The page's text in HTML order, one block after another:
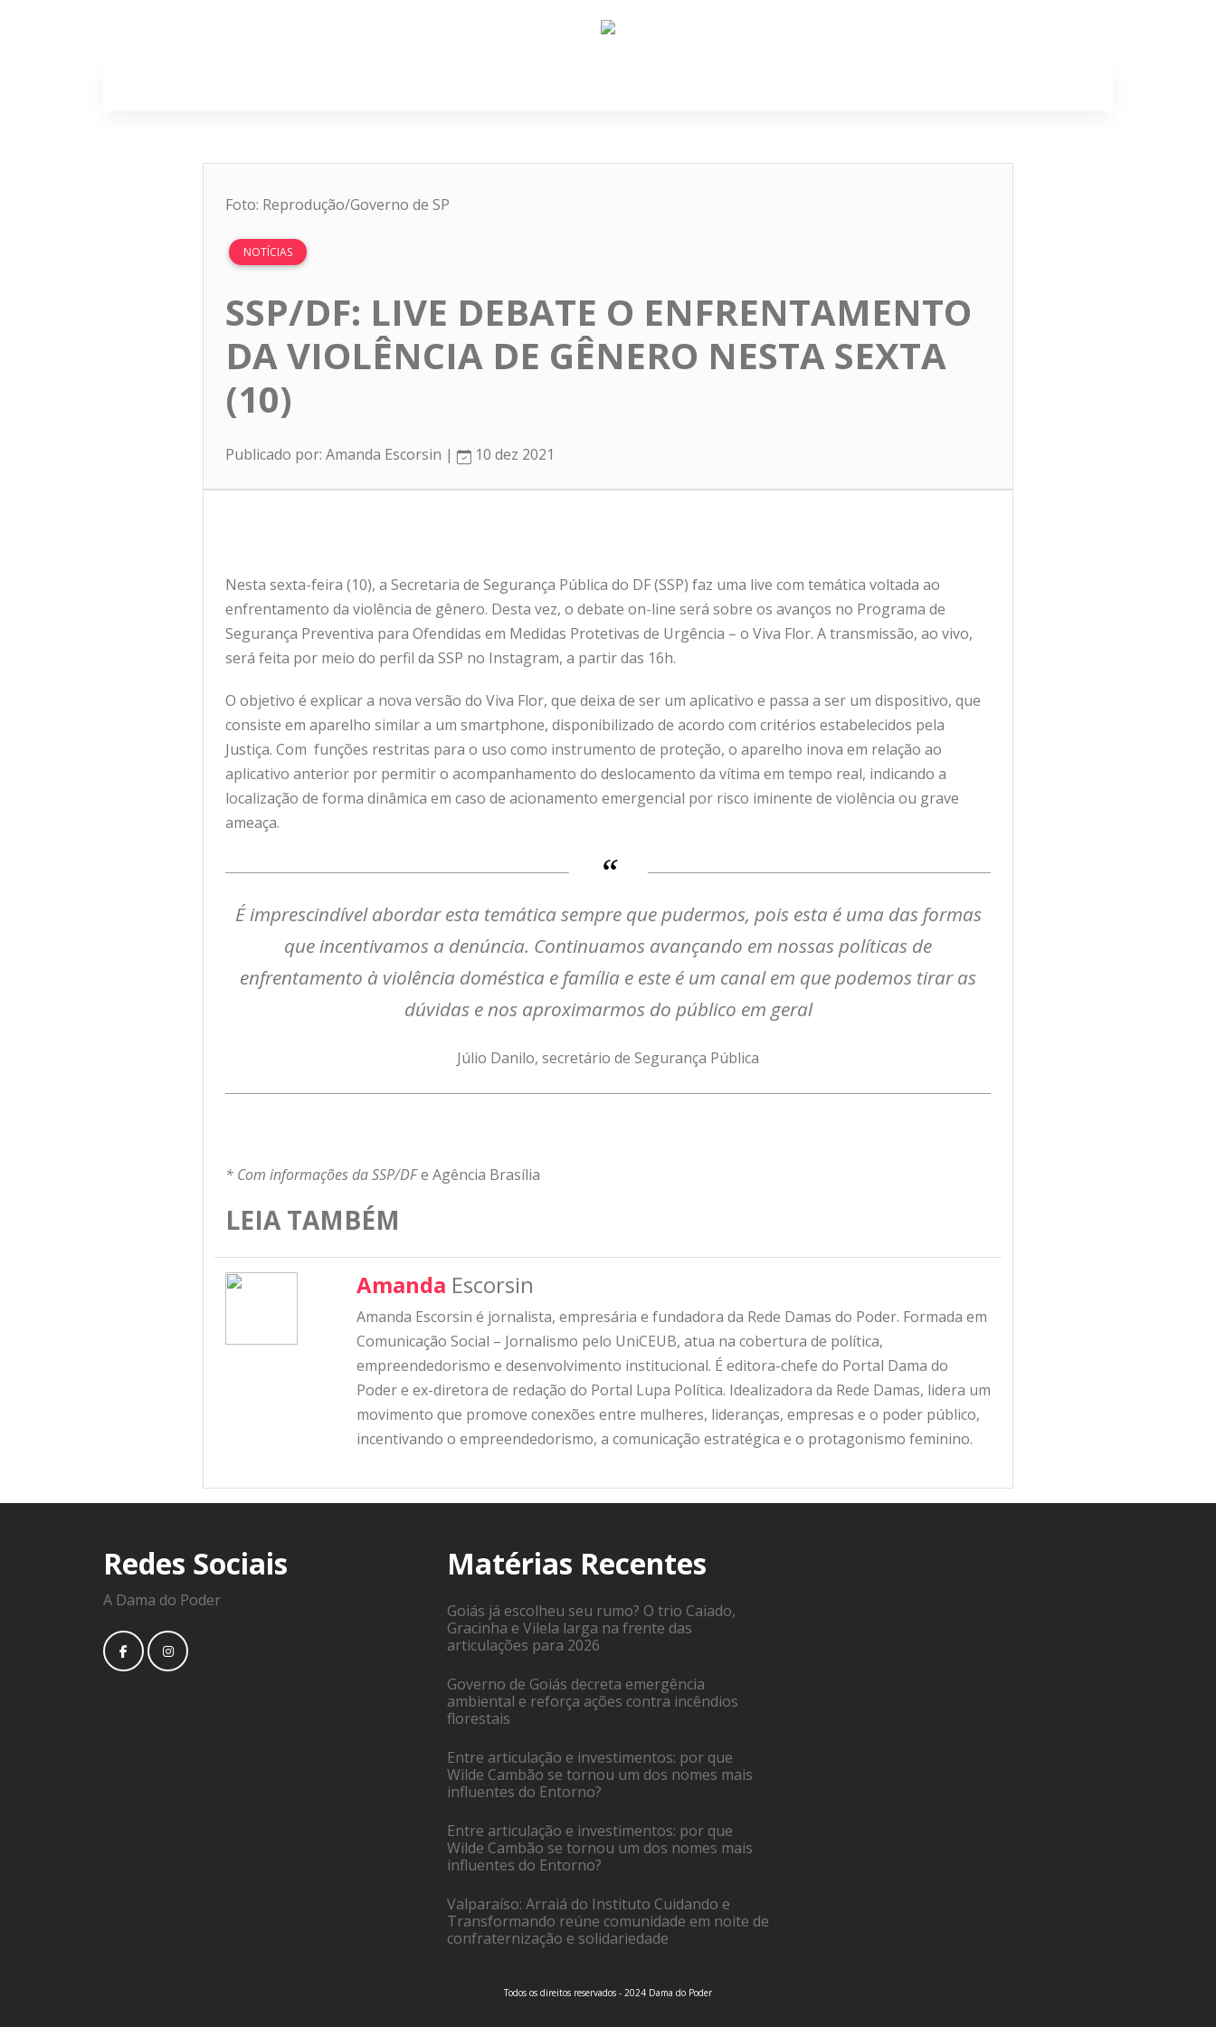
Foto: Reprodução/Governo de SP
NOTÍCIAS
SSP/DF: LIVE DEBATE O ENFRENTAMENTO
DA VIOLÊNCIA DE GÊNERO NESTA SEXTA
(10)
Publicado por: Amanda Escorsin | 10 dez 2021
Nesta sexta-feira (10), a Secretaria de Segurança Pública do DF (SSP) faz uma live com temática voltada ao
enfrentamento da violência de gênero. Desta vez, o debate on-line será sobre os avanços no Programa de
Segurança Preventiva para Ofendidas em Medidas Protetivas de Urgência – o Viva Flor. A transmissão, ao vivo,
será feita por meio do perfil da SSP no Instagram, a partir das 16h.
O objetivo é explicar a nova versão do Viva Flor, que deixa de ser um aplicativo e passa a ser um dispositivo, que
consiste em aparelho similar a um smartphone, disponibilizado de acordo com critérios estabelecidos pela
Justiça. Com funções restritas para o uso como instrumento de proteção, o aparelho inova em relação ao
aplicativo anterior por permitir o acompanhamento do deslocamento da vítima em tempo real, indicando a
localização de forma dinâmica em caso de acionamento emergencial por risco iminente de violência ou grave
ameaça.
É imprescindível abordar esta temática sempre que pudermos, pois esta é uma das formas
que incentivamos a denúncia. Continuamos avançando em nossas políticas de
enfrentamento à violência doméstica e família e este é um canal em que podemos tirar as
dúvidas e nos aproximarmos do público em geral
Júlio Danilo, secretário de Segurança Pública
* Com informações da SSP/DFe Agência Brasília
LEIA TAMBÉM
Amanda Escorsin
Amanda Escorsin é jornalista, empresária e fundadora da Rede Damas do Poder. Formada em
Comunicação Social – Jornalismo pelo UniCEUB, atua na cobertura de política,
empreendedorismo e desenvolvimento institucional. É editora-chefe do Portal Dama do
Poder e ex-diretora de redação do Portal Lupa Política. Idealizadora da Rede Damas, lidera um
movimento que promove conexões entre mulheres, lideranças, empresas e o poder público,
incentivando o empreendedorismo, a comunicação estratégica e o protagonismo feminino.
Redes Sociais
A Dama do Poder
Matérias Recentes
Goiás já escolheu seu rumo? O trio Caiado,
Gracinha e Vilela larga na frente das
articulações para 2026
Governo de Goiás decreta emergência
ambiental e reforça ações contra incêndios
florestais
Entre articulação e investimentos: por que
Wilde Cambão se tornou um dos nomes mais
influentes do Entorno?
Entre articulação e investimentos: por que
Wilde Cambão se tornou um dos nomes mais
influentes do Entorno?
Valparaíso: Arraiá do Instituto Cuidando e
Transformando reúne comunidade em noite de
confraternização e solidariedade
Todos os direitos reservados - 2024 Dama do Poder